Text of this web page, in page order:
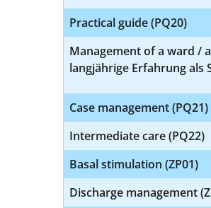
Practical guide (PQ20)
Management of a ward /
langjährige Erfahrung als
Case management (PQ21)
Intermediate care (PQ22)
Basal stimulation (ZP01)
Discharge management